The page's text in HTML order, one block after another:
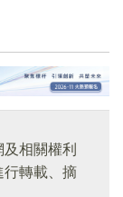
相關權利
行轉載、摘